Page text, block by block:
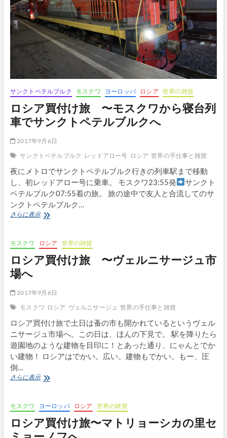
タ
ー
ジ
ュ
美
術
へ
サンクトペテルブルク モスクワ ヨーロッパ ロシア 世界の雑貨
ロシア買付け旅 〜モスクワから寝台列
車でサンクトペテルブルクへ
2017年9月6日
サンクトペテルブルク レッドアロー号 ロシア 世界の手仕事と雑貨
夜にメトロでサンクトペテルブルク行きの列車駅まで移動
し、初レッドアロー号に乗車。 モスクワ23:55発
サンクト
ペテルブルク07:55着の旅。 旅の途中で友人と合流してのサ
ンクトペテルブルク…
さらに表示ロ
買
付
け
旅 〜
ク
ワ
ら
寝
台
列
車
サ
ト
ペ
テ
モスクワ ロシア 世界の雑貨
ロシア買付け旅 〜ヴェルニサージュ市
場へ
2017年9月6日
モスクワ ロシア ヴェルニサージュ 世界の手仕事と雑貨
ロシア買付け旅で土日は蚤の市も開かれているというヴェル
ニサージュ市場へ。この日は、ほんの下見で。 駅を降りたら
遊園地のような建物を目印に！とあった通り、にゃんとでか
い建物！ ロシアはでかい。広い。建物もでかい。もー、圧
倒…
さらに表示ロ
買
付
け
旅 〜
モスクワ ヨーロッパ ロシア 世界の雑貨
ロシア買付け旅〜マトリョーシカの里セ